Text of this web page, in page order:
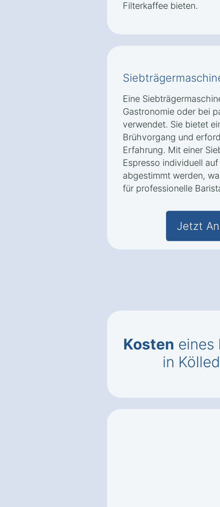
Filterkaffee bieten.
Eine
Gastronomie oder bei
verwendet. Sie bietet
Brühvorgang und
Erfahrung. Mit einer
Espresso individuell
abgestimmt werden,
für professionelle
Jetzt
Kosten eines
in